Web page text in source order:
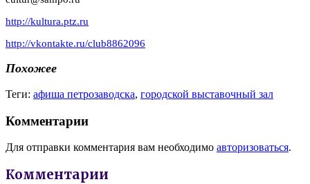
http://kultura.ptz.ru
http://vkontakte.ru/club8862096
Похожее
Теги: афиша петрозаводска, городской выставочный зал
Комментарии
Для отправки комментария вам необходимо авторизоваться.
Комментарии